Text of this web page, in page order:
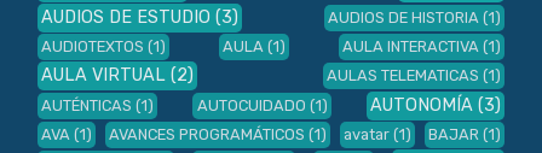
AUDIOS DE ESTUDIO (3) AUDIOS DE HISTORIA (1)
AUDIOTEXTOS (1) AULA (1) AULA INTERACTIVA (1)
AULA VIRTUAL (2) AULAS TELEMATICAS (1)
AUTÉNTICAS (1) AUTOCUIDADO (1) AUTONOMÍA (3)
AVA (1) AVANCES PROGRAMÁTICOS (1) avatar (1) BAJAR (1)